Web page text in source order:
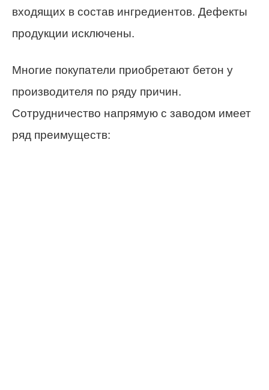
входящих в состав ингредиентов. Дефекты
продукции исключены.
Многие покупатели приобретают бетон у
производителя по ряду причин.
Сотрудничество напрямую с заводом имеет
ряд преимуществ: